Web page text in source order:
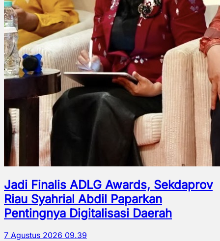
Jadi Finalis ADLG Awards, Sekdaprov
Riau Syahrial Abdil Paparkan
Pentingnya Digitalisasi Daerah
7 Agustus 2026 09.39